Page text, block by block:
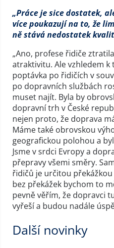
„Práce je sice dostatek,
více poukazují na to, že
ně stává nedostatek
„Ano, profese řidiče
atraktivitu. Ale vzhledem k
poptávka po řidičích v
po dopravních službách
muset najít. Byla by
dopravní trh v České
nejen proto, že doprava
Máme také obrovskou
geografickou polohou a
Jsme v srdci Evropy a
přepravy všemi směry.
řidičů je určitou
bez překážek bychom to
pevně věřím, že dopravci
vyřeší a budou nadále
Další novinky